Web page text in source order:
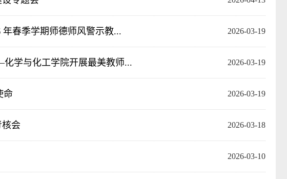
春季学期师德师风警示教... 2026-03-19
学与化工学院开展最美教师... 2026-03-19
命 2026-03-19
核会 2026-03-18
2026-03-10